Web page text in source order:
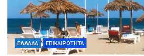
ΕΛΛΑΔΑ ΕΠΙΚΑΙΡΟΤΗΤΑ